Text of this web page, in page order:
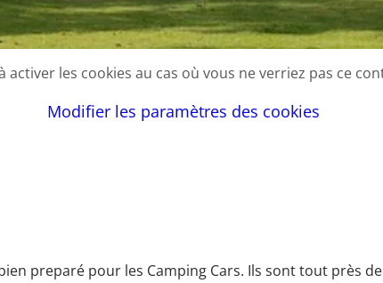
activer les cookies au cas où vous ne verriez pas ce
Modifier les paramètres des cookies
preparé pour les Camping Cars. Ils sont tout près